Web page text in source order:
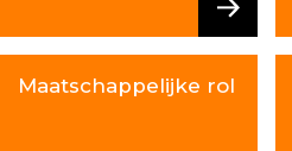
Maatschappelijke rol